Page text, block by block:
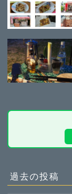
過去の投稿